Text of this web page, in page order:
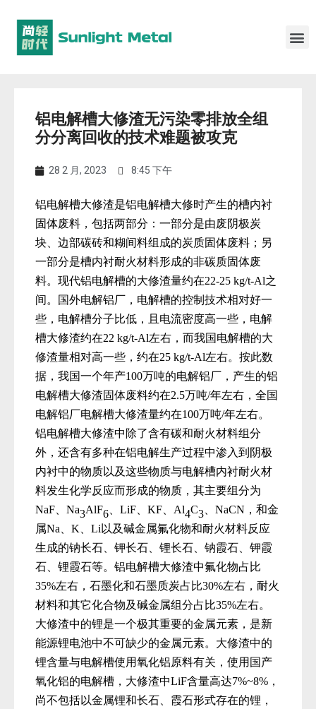
铝电解槽大修渣无污染零排放全组
分分离回收的技术难题被攻克
28 2 月, 2023 8:45 下午
铝电解槽大修渣是铝电解槽大修时产生的槽内衬
固体废料，包括两部分：一部分是由废阴极炭
块、边部碳砖和糊间料组成的炭质固体废料；另
一部分是槽内衬耐火材料形成的非碳质固体废
料。现代铝电解槽的大修渣量约在22-25 kg/t-Al之
间。国外电解铝厂，电解槽的控制技术相对好一
些，电解槽分子比低，且电流密度高一些，电解
槽大修渣约在22 kg/t-Al左右，而我国电解槽的大
修渣量相对高一些，约在25 kg/t-Al左右。按此数
据，我国一个年产100万吨的电解铝厂，产生的铝
电解槽大修渣固体废料约在2.5万吨/年左右，全国
电解铝厂电解槽大修渣量约在100万吨/年左右。
铝电解槽大修渣中除了含有碳和耐火材料组分
外，还含有多种在铝电解生产过程中渗入到阴极
内衬中的物质以及这些物质与电解槽内衬耐火材
料发生化学反应而形成的物质，其主要组分为
NaF
Na3AlF6 LiF KF Al4C3 NaCN ，和金
属Na K Li 以及碱金属氟化物和耐火材料反应
生成的钠长石、钾长石、锂长石、钠霞石、钾霞
石、锂霞石等。铝电解槽大修渣中氟化物占比
35%左右，石墨化和石墨质炭占比30%左右，耐火
材料和其它化合物及碱金属组分占比35%左右。
大修渣中的锂是一个极其重要的金属元素，是新
能源锂电池中不可缺少的金属元素。大修渣中的
锂含量与电解槽使用氧化铝原料有关，使用国产
氧化铝的电解槽，大修渣中LiF含量高达7%~8% ，
尚不包括以金属锂和长石、霞石形式存在的锂，